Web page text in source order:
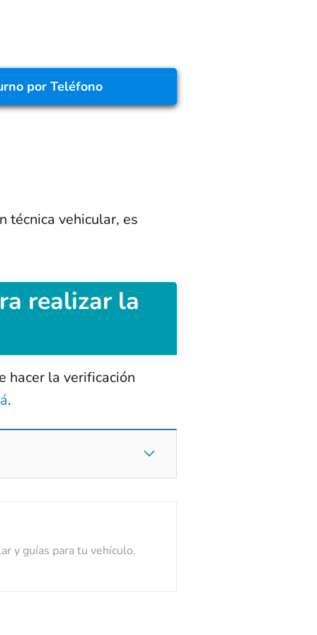
por Teléfono
técnica vehicular, es
realizar la
hacer la verificación
.
y guías para tu vehículo.